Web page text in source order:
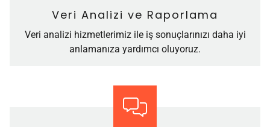
Veri Analizi ve Raporlama
Veri analizi hizmetlerimiz ile iş sonuçlarınızı daha iyi
anlamanıza yardımcı oluyoruz.